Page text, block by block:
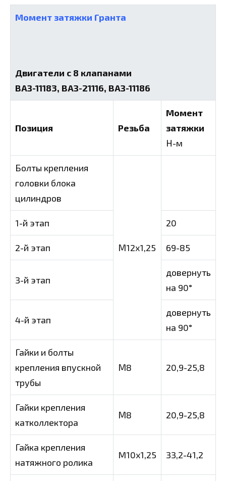
Момент затяжки Гранта
Двигатели с 8 клапанами
ВАЗ-11183, ВАЗ-21116, ВАЗ-11186
Позиция Резьба
Момент
затяжки
Н-м
Болты крепления
головки блока
цилиндров
М12х1,25
1-й этап 20
2-й этап 69-85
3-й этап
довернуть
на 90°
4-й этап
довернуть
на 90°
Гайки и болты
крепления впускной
трубы
М8 20,9-25,8
Гайки крепления
катколлектора
М8 20,9-25,8
Гайка крепления
натяжного ролика
M10x1,25 33,2-41,2